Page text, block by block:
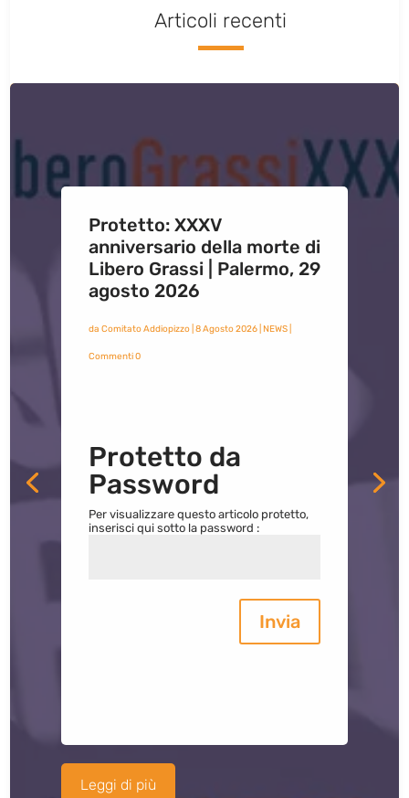
Articoli recenti
Protetto: XXXV
anniversario della morte di
Libero Grassi | Palermo, 29
agosto 2026
da Comitato Addiopizzo| 8 Agosto 2026| NEWS|
Commenti 0
Protetto da
Password
Per visualizzare questo articolo protetto,
inserisci qui sotto la password :
Invia
Leggi di più